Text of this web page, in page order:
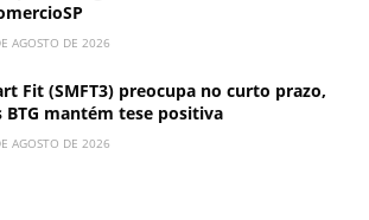
AGOSTO DE 2026
Fit (SMFT3) preocupa no curto prazo,
BTG mantém tese positiva
AGOSTO DE 2026